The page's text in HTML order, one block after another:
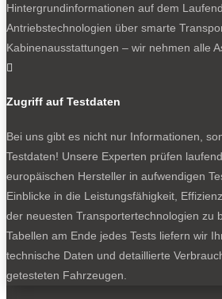
Hintergrundinformationen auf dem
Antriebstechnologien über smarte
Kabinenausstattungen – wir nehmen alle

Zugriff auf Testdaten
Bei uns gibt es nicht nur Informationen,
Testdaten! Unsere Experten prüfen
europäischen Hersteller in aufwendigen
Einblicke in die Leistungsfähigkeit,
der neuesten Transportertechnologien zu
Tabellen am Ende jedes Tests liefern wir
technische Daten und detaillierte
getesteten Fahrzeugen.